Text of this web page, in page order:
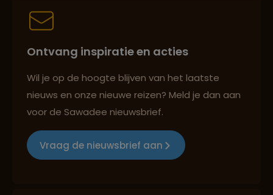
Best beoordeelde reisroutes
Groepsreizen mét indivuele vrijheid
Ontvang inspiratie en acties
Wil je op de hoogte blijven van het laatste
nieuws en onze nieuwe reizen? Meld je dan aan
voor de Sawadee nieuwsbrief.
Vraag de nieuwsbrief aan